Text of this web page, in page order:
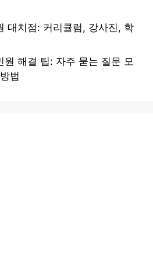
대치점: 커리큘럼, 강사진, 학
원 해결 팁: 자주 묻는 질문 모
법